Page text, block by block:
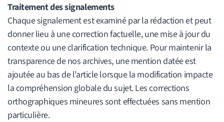
Traitement des signalements
Chaque signalement est examiné par la rédaction et peut
donner lieu à une correction factuelle, une mise à jour du
contexte ou une clarification technique. Pour maintenir la
transparence de nos archives, une mention datée est
ajoutée au bas de l’article lorsque la modification impacte
la compréhension globale du sujet. Les corrections
orthographiques mineures sont effectuées sans mention
particulière.